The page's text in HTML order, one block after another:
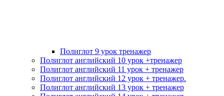
Полиглот 9 урок тренажер
Полиглот английский 10 урок +тренажер
Полиглот английский 11 урок + тренажер
Полиглот английский 12 урок + тренажер.
Полиглот английский 13 урок + тренажер